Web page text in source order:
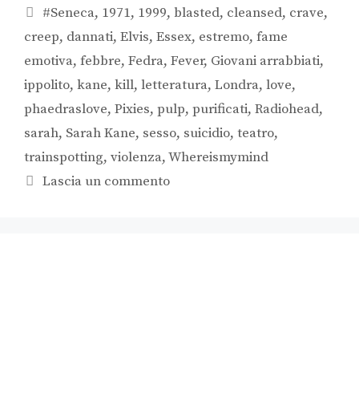
#Seneca, 1971, 1999,blasted, cleansed, crave,
creep, dannati, Elvis, Essex, estremo, fame
emotiva, febbre, Fedra, Fever, Giovani arrabbiati,
ippolito, kane, kill, letteratura, Londra, love,
phaedraslove, Pixies, pulp, purificati, Radiohead,
sarah, Sarah Kane, sesso, suicidio, teatro,
trainspotting, violenza,Whereismymind
Lascia un commento